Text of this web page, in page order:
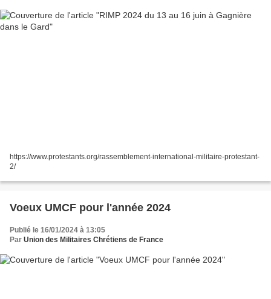
https://www.protestants.org/rassemblement-international-militaire-protestant-
2/
Voeux UMCF pour l'année 2024
Publié le 16/01/2024 à 13:05
Par Union des Militaires Chrétiens de France